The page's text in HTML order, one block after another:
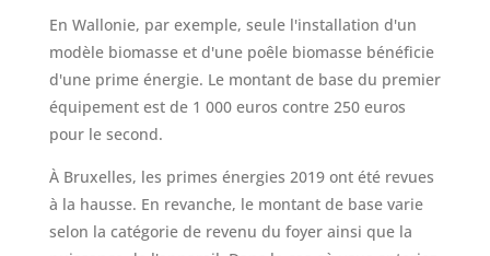
En Wallonie, par exemple, seule l'installation d'un
modèle biomasse et d'une poêle biomasse bénéficie
d'une prime énergie. Le montant de base du premier
équipement est de 1 000 euros contre 250 euros
pour le second.
À Bruxelles, les primes énergies 2019 ont été revues
à la hausse. En revanche, le montant de base varie
selon la catégorie de revenu du foyer ainsi que la